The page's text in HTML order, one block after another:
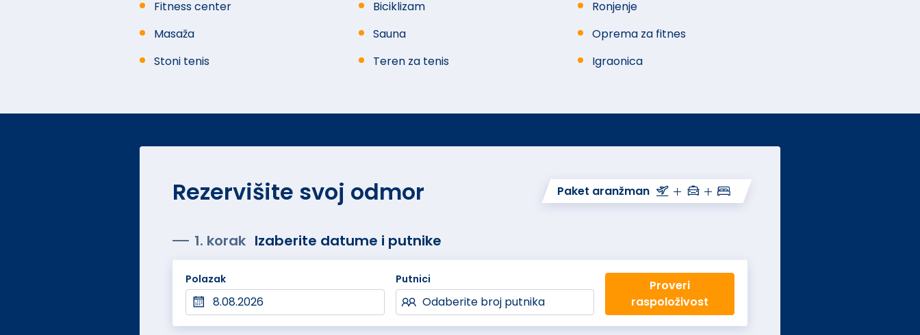
Fitness center
Biciklizam
Ronjenje
Masaža
Sauna
Oprema za fitnes
Stoni tenis
Teren za tenis Igraonica
Rezervišite svoj odmor Paket aranžman
1. korak Izaberite datume i putnike
Polazak Putnici
Odaberite broj putnika
Proveri
raspoloživost